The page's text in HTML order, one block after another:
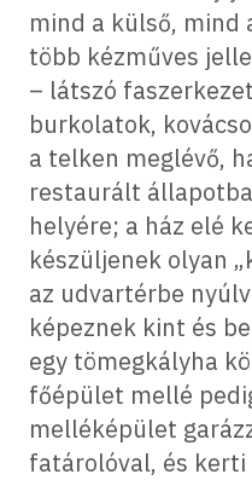
mind a külső, mind
több kézműves
– látszó
burkolatok,
a telken meglévő,
restaurált
helyére; a ház elé
készüljenek olyan
az udvartérbe
képeznek kint és
egy tömegkályha
főépület mellé
melléképület
fatárolóval, és